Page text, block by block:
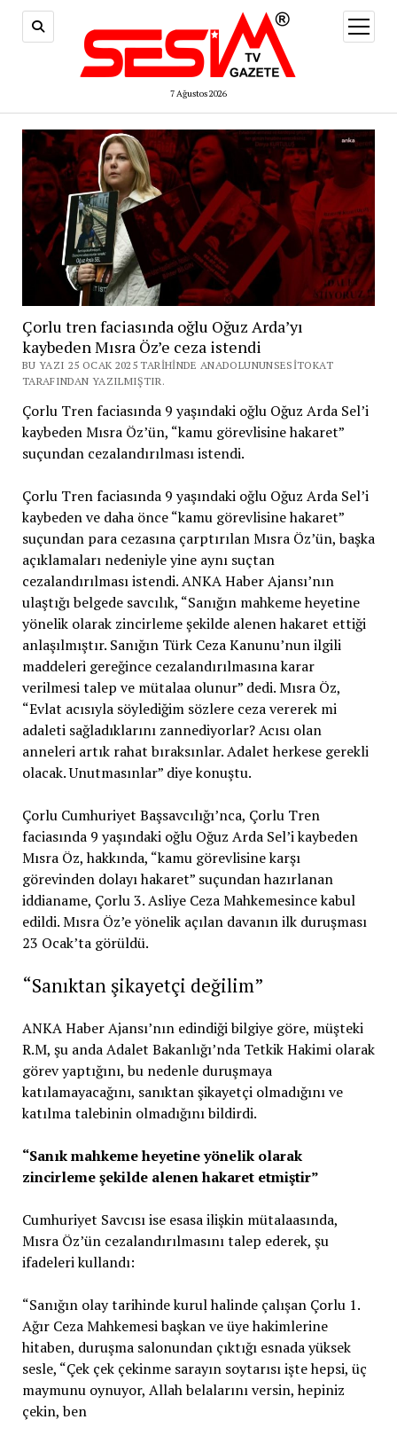
7 Ağustos 2026
aç
Çorlu tren faciasında oğlu Oğuz Arda’yı
kaybeden Mısra Öz’e ceza istendi
BU YAZI 25 OCAK 2025 TARIHINDE ANADOLUNUNSESITOKAT
TARAFINDAN YAZILMIŞTIR.
Çorlu Tren faciasında 9 yaşındaki oğlu Oğuz Arda Sel’i
kaybeden Mısra Öz’ün, “kamu görevlisine hakaret”
suçundan cezalandırılması istendi.
Çorlu Tren faciasında 9 yaşındaki oğlu Oğuz Arda Sel’i
kaybeden ve daha önce “kamu görevlisine hakaret”
suçundan para cezasına çarptırılan Mısra Öz’ün, başka
açıklamaları nedeniyle yine aynı suçtan
cezalandırılması istendi. ANKA Haber Ajansı’nın
ulaştığı belgede savcılık, “Sanığın mahkeme heyetine
yönelik olarak zincirleme şekilde alenen hakaret ettiği
anlaşılmıştır. Sanığın Türk Ceza Kanunu’nun ilgili
maddeleri gereğince cezalandırılmasına karar
verilmesi talep ve mütalaa olunur” dedi. Mısra Öz,
“Evlat acısıyla söylediğim sözlere ceza vererek mi
adaleti sağladıklarını zannediyorlar? Acısı olan
anneleri artık rahat bıraksınlar. Adalet herkese gerekli
olacak. Unutmasınlar” diye konuştu.
Çorlu Cumhuriyet Başsavcılığı’nca, Çorlu Tren
faciasında 9 yaşındaki oğlu Oğuz Arda Sel’i kaybeden
Mısra Öz, hakkında, “kamu görevlisine karşı
görevinden dolayı hakaret” suçundan hazırlanan
iddianame, Çorlu 3. Asliye Ceza Mahkemesince kabul
edildi. Mısra Öz’e yönelik açılan davanın ilk duruşması
23 Ocak’ta görüldü.
“Sanıktan şikayetçi değilim”
ANKA Haber Ajansı’nın edindiği bilgiye göre, müşteki
R.M, şu anda Adalet Bakanlığı’nda Tetkik Hakimi olarak
görev yaptığını, bu nedenle duruşmaya
katılamayacağını, sanıktan şikayetçi olmadığını ve
katılma talebinin olmadığını bildirdi.
“Sanık mahkeme heyetine yönelik olarak
zincirleme şekilde alenen hakaret etmiştir”
Cumhuriyet Savcısı ise esasa ilişkin mütalaasında,
Mısra Öz’ün cezalandırılmasını talep ederek, şu
ifadeleri kullandı:
“Sanığın olay tarihinde kurul halinde çalışan Çorlu 1.
Ağır Ceza Mahkemesi başkan ve üye hakimlerine
hitaben, duruşma salonundan çıktığı esnada yüksek
sesle, “Çek çek çekinme sarayın soytarısı işte hepsi, üç
maymunu oynuyor, Allah belalarını versin, hepiniz
çekin, ben